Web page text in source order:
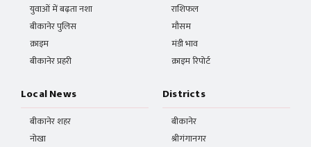
युवाओं में बढ़ता नशा
बीकानेर पुलिस
क्राइम
बीकानेर प्रहरी
राशिफल
मौसम
मंडी भाव
क्राइम रिपोर्ट
Local News
बीकानेर शहर
नोखा
Districts
बीकानेर
श्रीगंगानगर